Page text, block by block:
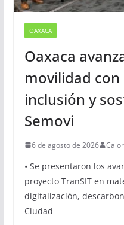
OAXACA
Oaxaca
movilidad
inclusión y
Semovi